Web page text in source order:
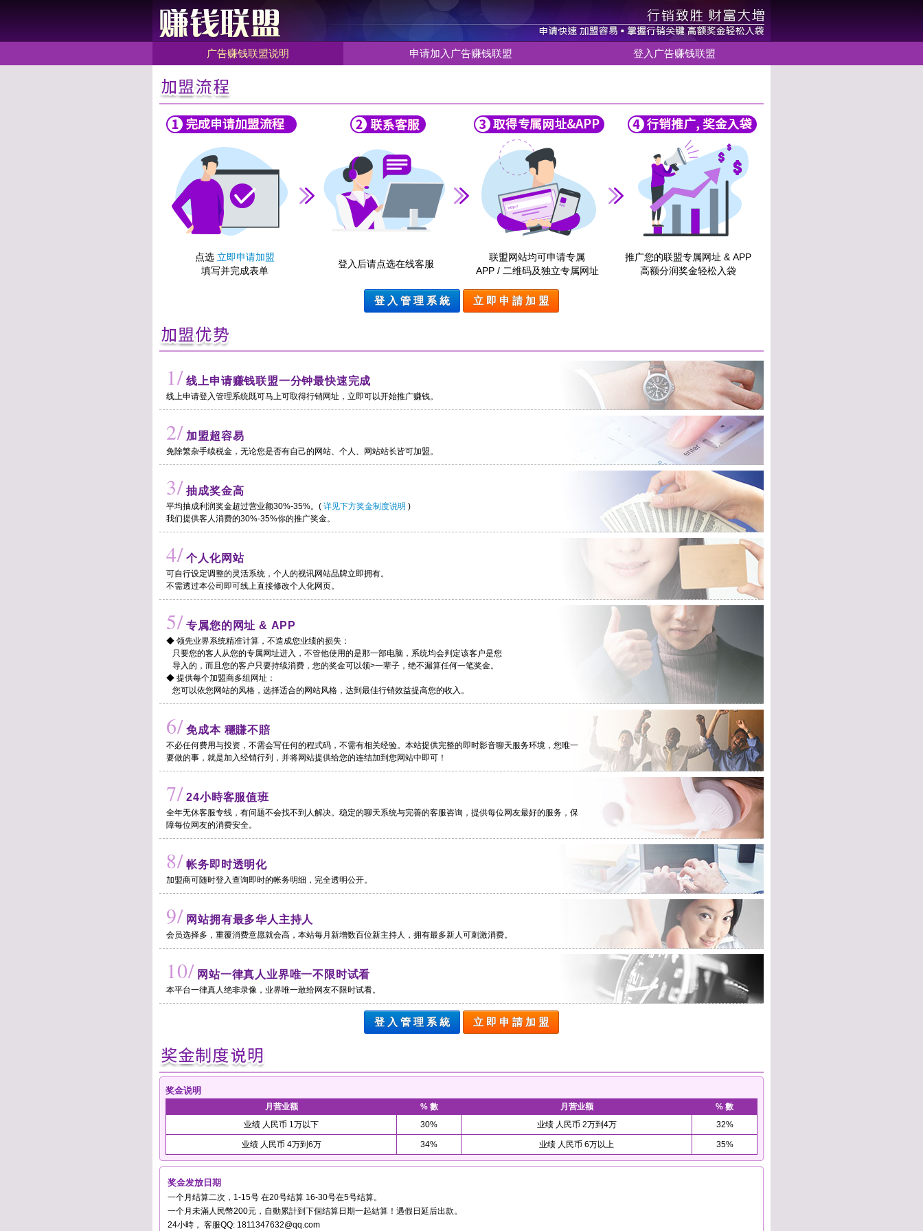
广告赚钱联盟说明 申请加入广告赚钱联盟 登入广告赚钱联盟
点选 立即申请加盟
填写并完成表单
登入后请点选在线客服
联盟网站均可申请专属
APP / 二维码及独立专属网址
推广您的联盟专属网址 & APP
高额分润奖金轻松入袋
登 入 管 理 系 統 立 即 申 請 加 盟
1/ 线上申请赚钱联盟一分钟最快速完成
线上申请登入管理系统既可马上可取得行销网址，立即可以开始推广赚钱。
2/ 加盟超容易
免除繁杂手续税金，无论您是否有自己的网站、个人、网站站长皆可加盟。
3/ 抽成奖金高
平均抽成利润奖金超过营业额30%-35%。( 详见下方奖金制度说明 )
我们提供客人消费的30%-35%你的推广奖金。
4/ 个人化网站
可自行设定调整的灵活系统，个人的视讯网站品牌立即拥有。
不需透过本公司即可线上直接修改个人化网页。
5/ 专属您的网址 & APP
◆ 领先业界系统精准计算，不造成您业绩的损失：
只要您的客人从您的专属网址进入，不管他使用的是那一部电脑，系统均会判定该客户是您
导入的，而且您的客户只要持续消费，您的奖金可以领>一辈子，绝不漏算任何一笔奖金。
◆ 提供每个加盟商多组网址：
您可以依您网站的风格，选择适合的网站风格，达到最佳行销效益提高您的收入。
6/ 免成本 穩賺不賠
不必任何费用与投资，不需会写任何的程式码，不需有相关经验。本站提供完整的即时影音聊天服务环境，您唯一
要做的事，就是加入经销行列，并将网站提供给您的连结加到您网站中即可！
7/ 24小時客服值班
全年无休客服专线，有问题不会找不到人解决。稳定的聊天系统与完善的客服咨询，提供每位网友最好的服务，保
障每位网友的消费安全。
8/ 帐务即时透明化
加盟商可随时登入查询即时的帐务明细，完全透明公开。
9/ 网站拥有最多华人主持人
会员选择多，重覆消费意愿就会高，本站每月新增数百位新主持人，拥有最多新人可刺激消费。
10/ 网站一律真人业界唯一不限时试看
本平台一律真人绝非录像，业界唯一敢给网友不限时试看。
登 入 管 理 系 統 立 即 申 請 加 盟
奖金说明
月营业额 % 數 月营业额
% 數
业绩 人民币 1万以下
30% 业绩 人民币 2万到4万 32%
业绩 人民币 4万到6万 34% 业绩 人民币 6万以上 35%
奖金发放日期
一个月结算二次，1-15号 在20号结算 16-30号在5号结算。
一个月未滿人民幣200元，自動累計到下個结算日期一起結算！遇假日延后出款。
24小時， 客服QQ: 1811347632@qq.com